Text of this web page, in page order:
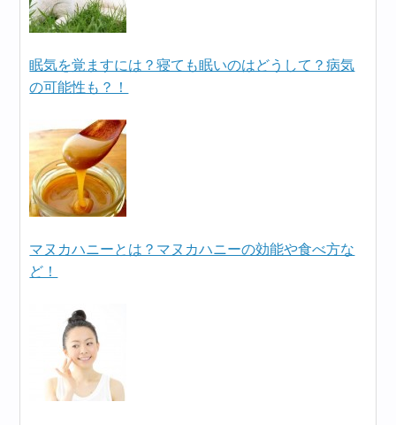
眠気を覚ますには？寝ても眠いのはどうして？病気
の可能性も？！
マヌカハニーとは？マヌカハニーの効能や食べ方な
ど！